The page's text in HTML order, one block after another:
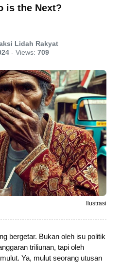
is the Next?
Lidah Rakyat
- Views: 709
Ilustrasi
bergetar. Bukan oleh isu politik
triliunan, tapi oleh
Ya, mulut seorang utusan